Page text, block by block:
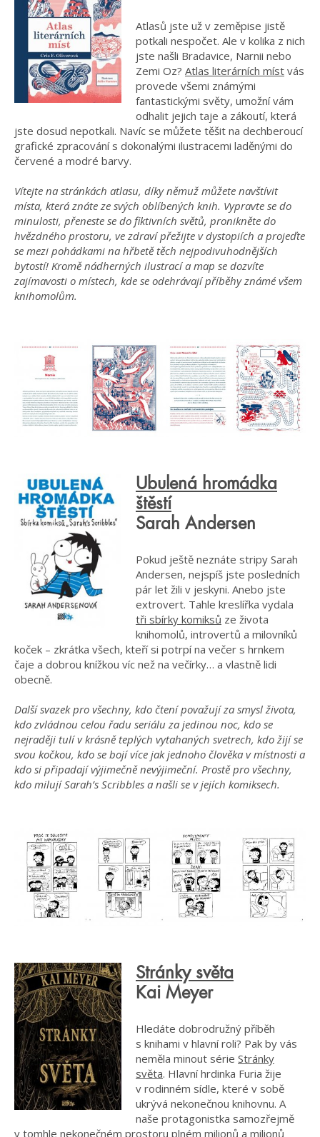
Atlasů jste už v zeměpise jistě
potkali nespočet. Ale v kolika z nich
jste našli Bradavice, Narnii nebo
Zemi Oz? Atlas literárních míst vás
provede všemi známými
fantastickými světy, umožní vám
odhalit jejich taje a zákoutí, která
jste dosud nepotkali. Navíc se můžete těšit na dechberoucí
grafické zpracování s dokonalými ilustracemi laděnými do
červené a modré barvy.
Vítejte na stránkách atlasu, díky němuž můžete navštívit
místa, která znáte ze svých oblíbených knih. Vypravte se do
minulosti, přeneste se do fiktivních světů, pronikněte do
hvězdného prostoru, ve zdraví přežijte v dystopiích a projeďte
se mezi pohádkami na hřbetě těch nejpodivuhodnějších
bytostí! Kromě nádherných ilustrací a map se dozvíte
zajímavosti o místech, kde se odehrávají příběhy známé všem
knihomolům.
Ubulená hromádka
štěstí
Sarah Andersen
Pokud ještě neznáte stripy Sarah
Andersen, nejspíš jste posledních
pár let žili v jeskyni. Anebo jste
extrovert. Tahle kreslířka vydala
tři sbírky komiksů ze života
knihomolů, introvertů a milovníků
koček – zkrátka všech, kteří si potrpí na večer s hrnkem
čaje a dobrou knížkou víc než na večírky… a vlastně lidi
obecně.
Další svazek pro všechny, kdo čtení považují za smysl života,
kdo zvládnou celou řadu seriálu za jedinou noc, kdo se
nejraději tulí v krásně teplých vytahaných svetrech, kdo žijí se
svou kočkou, kdo se bojí více jak jednoho člověka v místnosti a
kdo si připadají výjimečně nevýjimeční. Prostě pro všechny,
kdo milují Sarah’s Scribbles a našli se v jejích komiksech.
Stránky světa
Kai Meyer
Hledáte dobrodružný příběh
s knihami v hlavní roli? Pak by vás
neměla minout série Stránky
světa. Hlavní hrdinka Furia žije
v rodinném sídle, které v sobě
ukrývá nekonečnou knihovnu. A
naše protagonistka samozřejmě
v tomhle nekonečném prostoru plném milionů a milionů